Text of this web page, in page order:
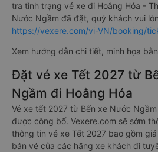
tra tình trạng vé xe đi Hoằng Hóa -
Nước Ngầm đã đặt, quý khách vui
https://vexere.com/vi-VN/booking/
Xem hướng dẫn chi tiết, minh họa
Đặt vé xe Tết 2027 từ
Ngầm đi Hoằng Hóa
Vé xe tết 2027 từ Bến xe Nước
được công bố. Vexere.com sẽ sớm
thông tin vé xe Tết 2027 bao gồm
bán vé của các hãng xe khách đi